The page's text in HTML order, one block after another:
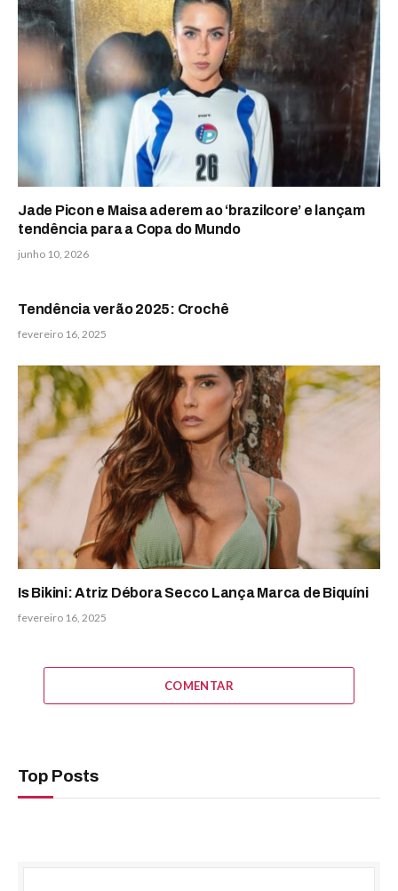
Jade Picon e Maisa aderem ao ‘brazilcore’ e lançam
tendência para a Copa do Mundo
junho 10, 2026
Tendência verão 2025: Crochê
fevereiro 16, 2025
Is Bikini: Atriz Débora Secco Lança Marca de Biquíni
fevereiro 16, 2025
COMENTAR
Top Posts